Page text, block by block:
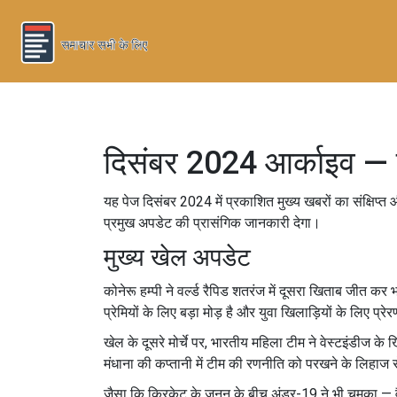
दिसंबर 2024 आर्काइव —
यह पेज दिसंबर 2024 में प्रकाशित मुख्य खबरों का
प्रमुख अपडेट की प्रासंगिक जानकारी देगा।
मुख्य खेल अपडेट
कोनेरू हम्पी ने वर्ल्ड रैपिड शतरंज में दूसरा खिताब जीत
प्रेमियों के लिए बड़ा मोड़ है और युवा खिलाड़ियों के लिए
खेल के दूसरे मोर्चे पर, भारतीय महिला टीम ने वेस्टइंडीज के
मंधाना की कप्तानी में टीम की रणनीति को परखने के